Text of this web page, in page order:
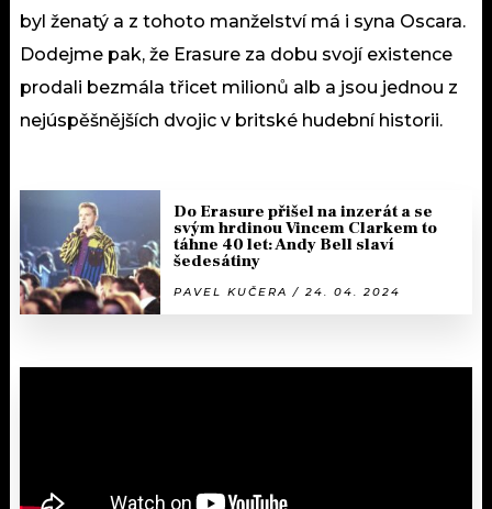
byl ženatý a z tohoto manželství má i syna Oscara.
Dodejme pak, že Erasure za dobu svojí existence
prodali bezmála třicet milionů alb a jsou jednou z
nejúspěšnějších dvojic v britské hudební historii.
Do Erasure přišel na inzerát a se
svým hrdinou Vincem Clarkem to
táhne 40 let: Andy Bell slaví
šedesátiny
PAVEL KUČERA / 24. 04. 2024